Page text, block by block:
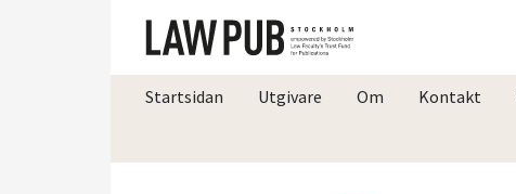
Startsidan Utgivare Om Kontakt